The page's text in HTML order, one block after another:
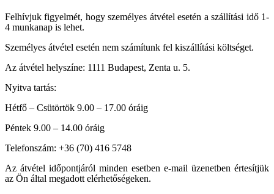
Felhívjuk figyelmét, hogy személyes átvétel esetén a szállítási idő 1-
4 munkanap is lehet.
Személyes átvétel esetén nem számítunk fel kiszállítási költséget.
Az átvétel helyszíne: 1111 Budapest, Zenta u. 5.
Nyitva tartás:
Hétfő – Csütörtök 9.00 – 17.00 óráig
Péntek 9.00 – 14.00 óráig
Telefonszám: +36 (70) 416 5748
Az átvétel időpontjáról minden esetben e-mail üzenetben értesítjük
az Ön által megadott elérhetőségeken.